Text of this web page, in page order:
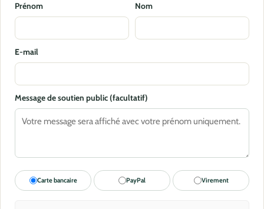
Prénom Nom
E-mail
Message de soutien public (facultatif)
Carte bancaire PayPal Virement